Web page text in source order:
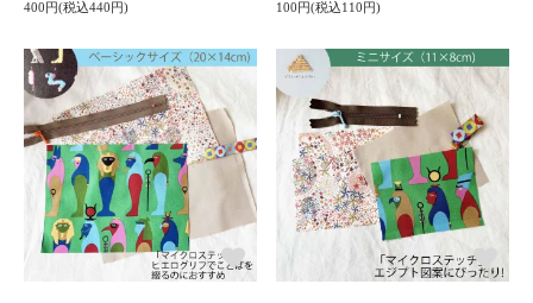
400円(税込440円) 100円(税込110円)